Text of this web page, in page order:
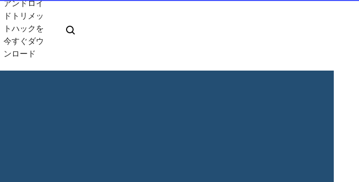
アンドロイ
ドトリメッ
トハックを
今すぐダウ
ンロード